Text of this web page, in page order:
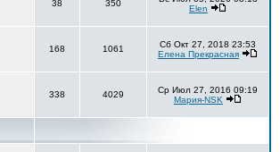
38 350
Elen
168 1061
Сб Окт 27, 2018 23:53
Елена Прекрасная
338 4029
Ср Июл 27, 2016 09:19
Мария-NSK